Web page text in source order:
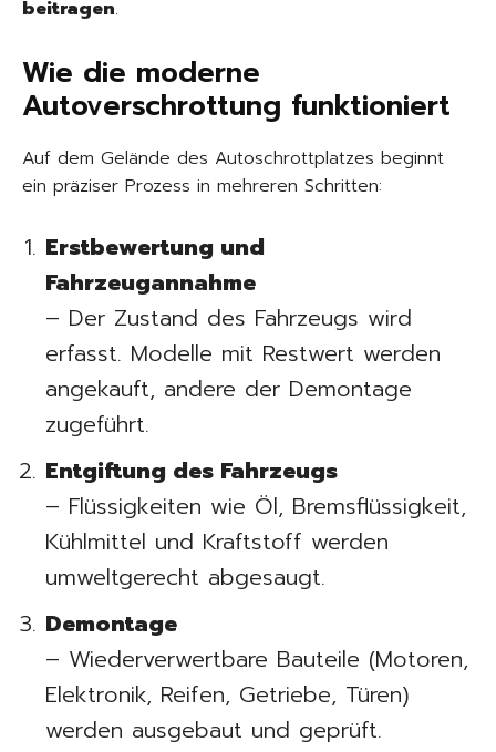
beitragen.
Wie die moderne
Autoverschrottung funktioniert
Auf dem Gelände des Autoschrottplatzes beginnt
ein präziser Prozess in mehreren Schritten:
Erstbewertung und
Fahrzeugannahme
– Der Zustand des Fahrzeugs wird
erfasst. Modelle mit Restwert werden
angekauft, andere der Demontage
zugeführt.
Entgiftung des Fahrzeugs
– Flüssigkeiten wie Öl, Bremsflüssigkeit,
Kühlmittel und Kraftstoff werden
umweltgerecht abgesaugt.
Demontage
– Wiederverwertbare Bauteile (Motoren,
Elektronik, Reifen, Getriebe, Türen)
werden ausgebaut und geprüft.